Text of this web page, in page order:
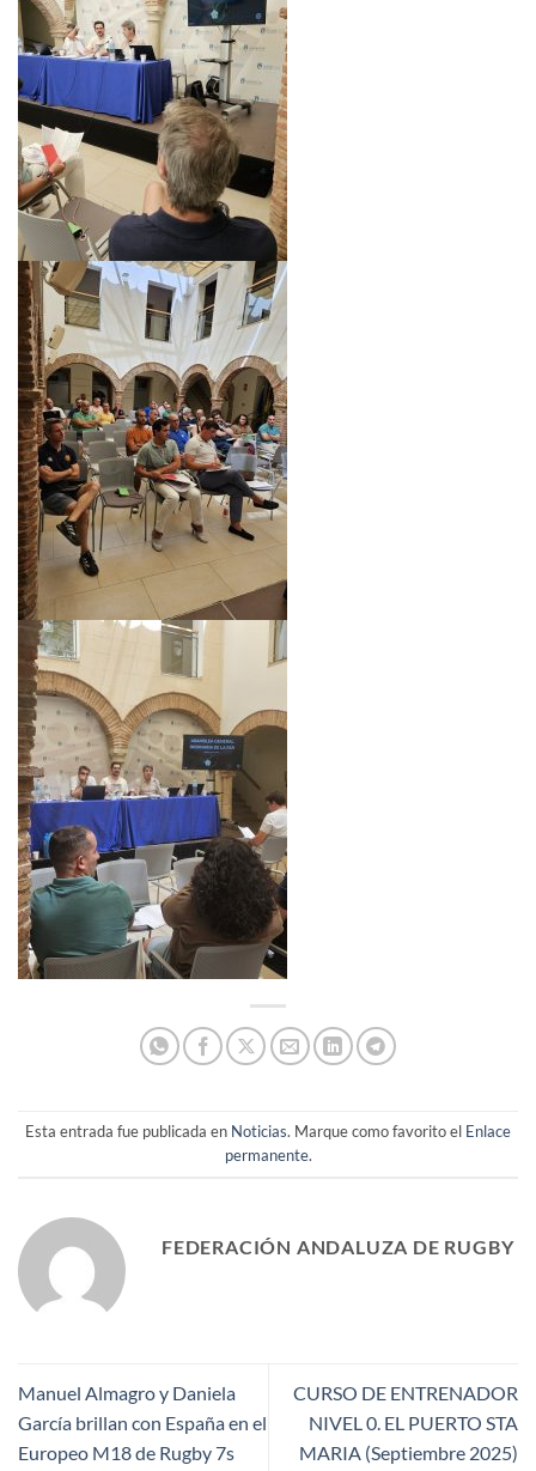
Esta entrada fue publicada en Noticias. Marque como favorito el Enlace
permanente.
FEDERACIÓN ANDALUZA DE RUGBY
Manuel Almagro y Daniela
García brillan con España en el
Europeo M18 de Rugby 7s
CURSO DE ENTRENADOR
NIVEL 0. EL PUERTO STA
MARIA (Septiembre 2025)